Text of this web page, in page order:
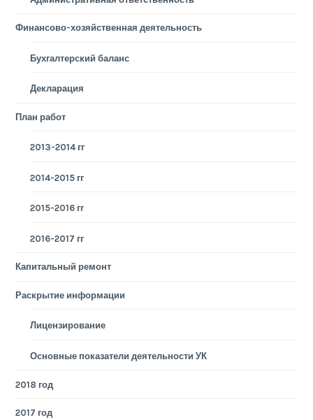
Финансово-хозяйственная деятельность
Бухгалтерский баланс
Декларация
План работ
2013-2014 гг
2014-2015 гг
2015-2016 гг
2016-2017 гг
Капитальный ремонт
Раскрытие информации
Лицензирование
Основные показатели деятельности УК
2018 год
2017 год